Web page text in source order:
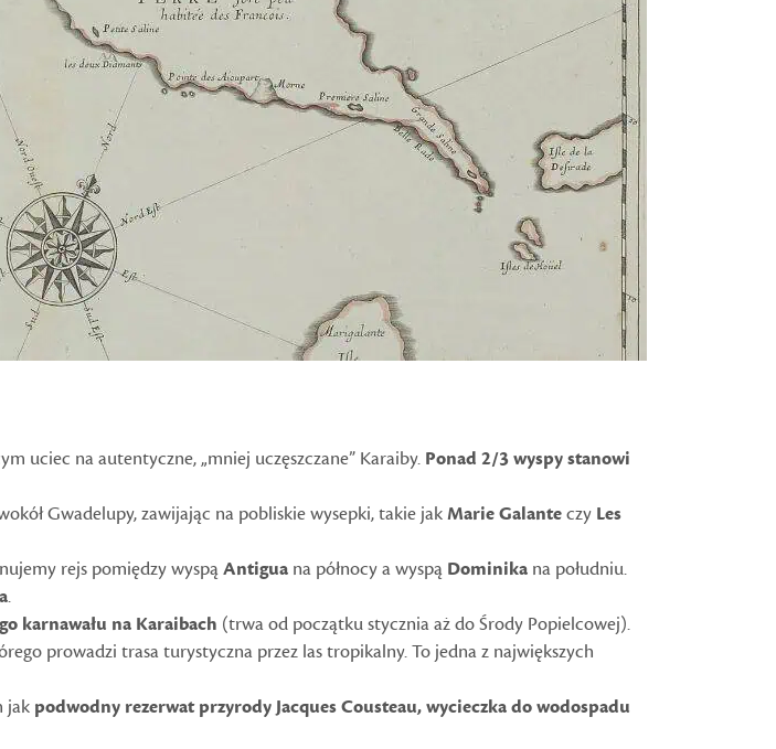
uciec na autentyczne, „mniej uczęszczane” Karaiby. Ponad 2/3 wyspy stanowi
Gwadelupy, zawijając na pobliskie wysepki, takie jakMarie Galanteczy Les
rejs pomiędzy wyspąAntigua na północy a wyspą Dominika na południu.
.
karnawału na Karaibach (trwa od początku stycznia aż do Środy Popielcowej).
prowadzi trasa turystyczna przez las tropikalny. To jedna z największych
jak podwodny rezerwat przyrody Jacques Cousteau, wycieczka do wodospadu